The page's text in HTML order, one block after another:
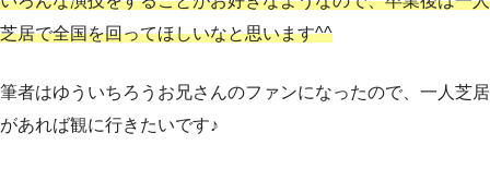
芝居で全国を回ってほしいなと思います^^
筆者はゆういちろうお兄さんのファンになったので、一人芝居
があれば観に行きたいです♪